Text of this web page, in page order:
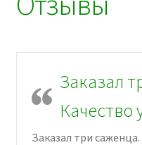
Каталог
Контакты
Заказал
Качество
Заказал три